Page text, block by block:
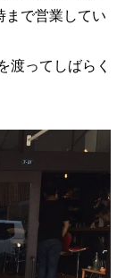
まで営業してい
渡ってしばらく